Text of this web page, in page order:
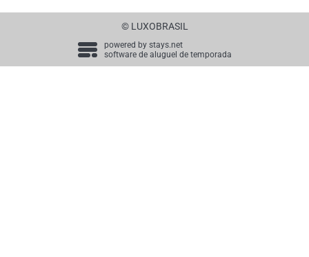
© LUXOBRASIL
powered by stays.net
software de aluguel de temporada